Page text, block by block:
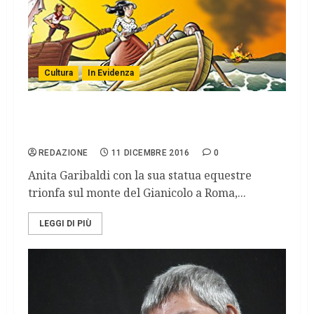
Cultura In Evidenza
REDAZIONE 11 DICEMBRE 2016 0
Anita Garibaldi con la sua statua equestre
trionfa sul monte del Gianicolo a Roma,...
LEGGI DI PIÙ